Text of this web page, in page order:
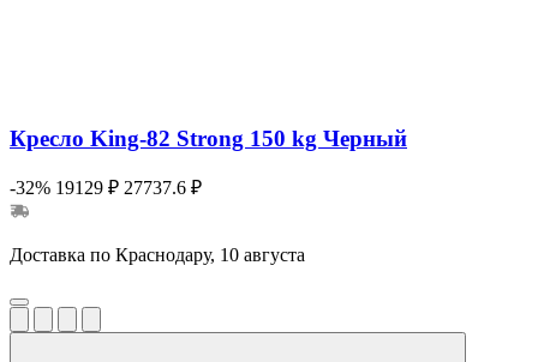
Кресло King-82 Strong 150 kg Черный
-32% 19129 ₽ 27737.6 ₽
Доставка по Краснодару, 10 августа